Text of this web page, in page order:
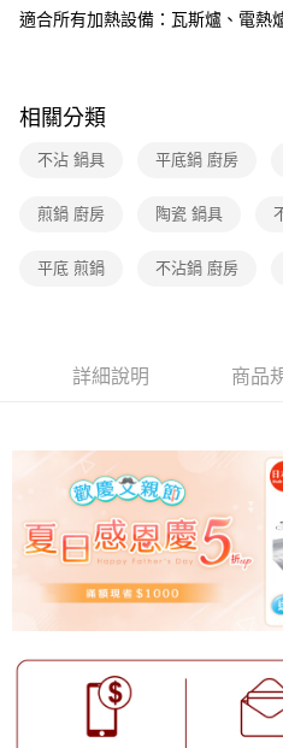
2.透過簡訊連結打開帳單後，可選擇「
帳／街口支付／iPASS MONEY」等通
用戶於交易時，得透過本服務購買商品
2.基於同意付款使用「大哥付你分期」
由本公司與您本人進行分期帳單所需
適合所有加熱設備：瓦斯爐、電熱
相關分類
不沾 鍋具 平底鍋 廚房
煎鍋 廚房 陶瓷 鍋具
平底 煎鍋 不沾鍋 廚房
詳細說明 商品